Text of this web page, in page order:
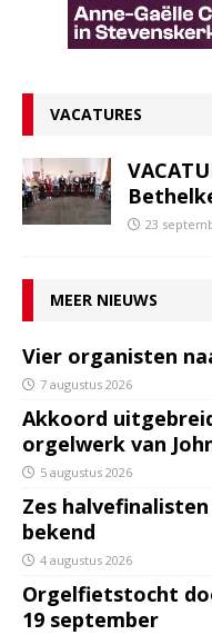
VACATURES
23
MEER NIEUWS
Vier organisten
7 augustus 2026
Akkoord
orgelwerk van
5 augustus 2026
Zes
bekend
4 augustus 2026
Orgelfietstocht
19 september